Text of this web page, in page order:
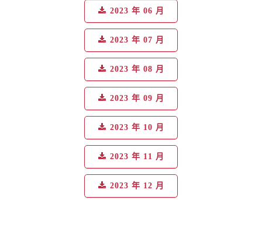
2023 年 06 月
2023 年 07 月
2023 年 08 月
2023 年 09 月
2023 年 10 月
2023 年 11 月
2023 年 12 月